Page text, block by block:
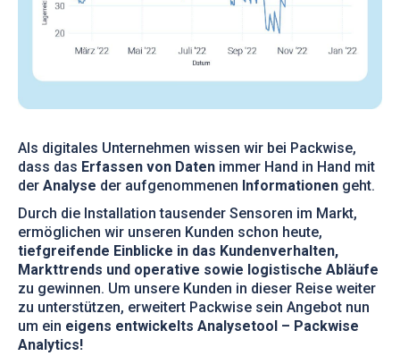
Als digitales Unternehmen wissen wir bei Packwise,
dass das Erfassen von Daten immer Hand in Hand mit
der Analyse der aufgenommenen Informationen geht.
Durch die Installation tausender Sensoren im Markt,
ermöglichen wir unseren Kunden schon heute,
tiefgreifende Einblicke in das Kundenverhalten,
Markttrends und operative sowie logistische Abläufe
zu gewinnen. Um unsere Kunden in dieser Reise weiter
zu unterstützen, erweitert Packwise sein Angebot nun
um ein eigens entwickelts Analysetool – Packwise
Analytics!